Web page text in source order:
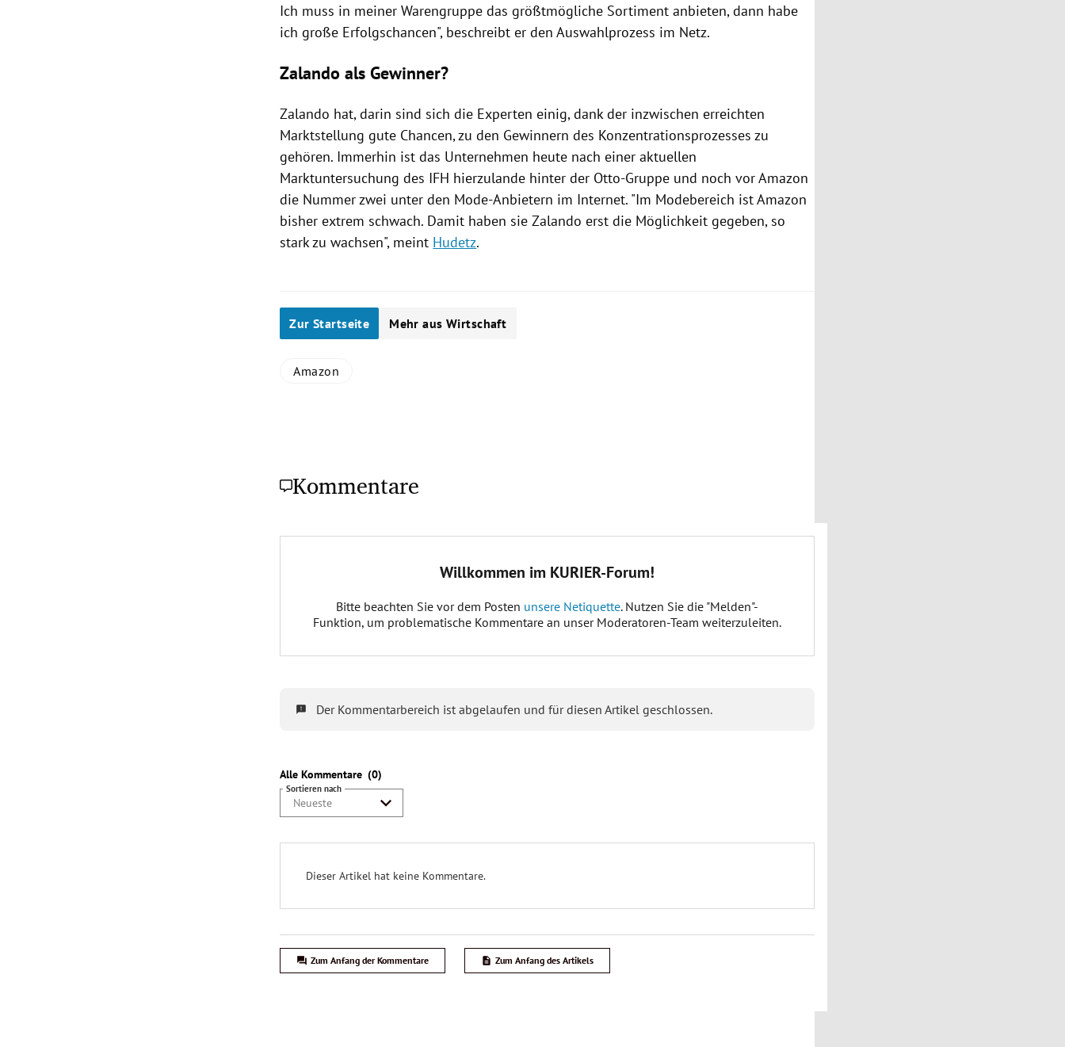
Ich muss in meiner Warengruppe das größtmögliche Sortiment anbieten, dann habe
ich große Erfolgschancen", beschreibt er den Auswahlprozess im Netz.
Zalando als Gewinner?
Zalando hat, darin sind sich die Experten einig, dank der inzwischen erreichten
Marktstellung gute Chancen, zu den Gewinnern des Konzentrationsprozesses zu
gehören. Immerhin ist das Unternehmen heute nach einer aktuellen
Marktuntersuchung des IFH hierzulande hinter der Otto-Gruppe und noch vorAmazon
die Nummer zwei unter den Mode-Anbietern im Internet. "Im Modebereich istAmazon
bisher extrem schwach. Damit haben sieZalando erst die Möglichkeit gegeben, so
stark zu wachsen", meint Hudetz.
Zur Startseite Mehr aus Wirtschaft
Amazon
Kommentare